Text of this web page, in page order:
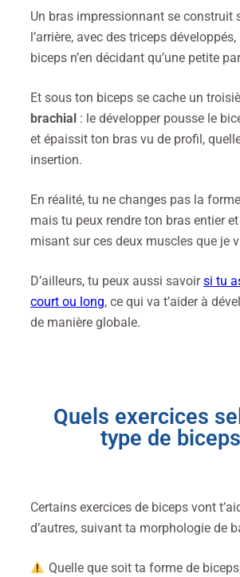
Un bras impressionnant se construit
l’arrière, avec des triceps
biceps n’en décidant qu’une petite
Et sous ton biceps se cache un
brachial : le développer pousse le
et épaissit ton bras vu de profil,
insertion.
En réalité, tu ne changes pas la
mais tu peux rendre ton bras entier
misant sur ces deux muscles que je
D’ailleurs, tu peux aussi savoirsi tu
court ou long, ce qui va t’aider à
de manière globale.
Quels exercices
type de
Certains exercices de biceps vont
d’autres, suivant ta morphologie de
Quelle que soit ta forme de